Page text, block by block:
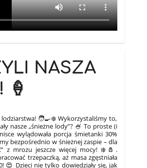
NASZA
🍦
lodziarstwa! 🧑‍🍳❄️ Wykorzystaliśmy to,
nasze „śnieżne lody”? 🍧 To proste (i
wylądowała porcja śmietanki 30%
bezpośrednio w śnieżnej zaspie – dla
z mrozu jeszcze więcej mocy! ❄️🧂.
trzepaczką, aż masa zgęstniała
😍 Dzieci nie tylko dowiedziały się, jak